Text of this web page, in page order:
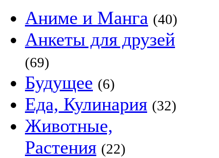
Аниме и Манга (40)
Анкеты для друзей
(69)
Будущее (6)
Еда, Кулинария (32)
Животные,
Растения (22)